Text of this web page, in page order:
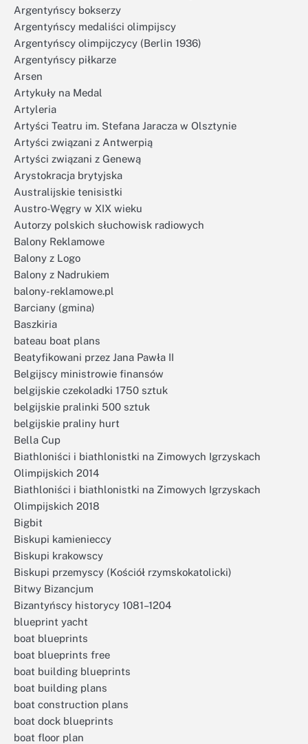
Argentyńscy bokserzy
Argentyńscy medaliści olimpijscy
Argentyńscy olimpijczycy (Berlin 1936)
Argentyńscy piłkarze
Arsen
Artykuły na Medal
Artyleria
Artyści Teatru im. Stefana Jaracza w Olsztynie
Artyści związani z Antwerpią
Artyści związani z Genewą
Arystokracja brytyjska
Australijskie tenisistki
Austro-Węgry w XIX wieku
Autorzy polskich słuchowisk radiowych
Balony Reklamowe
Balony z Logo
Balony z Nadrukiem
balony-reklamowe.pl
Barciany (gmina)
Baszkiria
bateau boat plans
Beatyfikowani przez Jana Pawła II
Belgijscy ministrowie finansów
belgijskie czekoladki 1750 sztuk
belgijskie pralinki 500 sztuk
belgijskie praliny hurt
Bella Cup
Biathloniści i biathlonistki na Zimowych Igrzyskach
Olimpijskich 2014
Biathloniści i biathlonistki na Zimowych Igrzyskach
Olimpijskich 2018
Bigbit
Biskupi kamienieccy
Biskupi krakowscy
Biskupi przemyscy (Kościół rzymskokatolicki)
Bitwy Bizancjum
Bizantyńscy historycy 1081–1204
blueprint yacht
boat blueprints
boat blueprints free
boat building blueprints
boat building plans
boat construction plans
boat dock blueprints
boat floor plan